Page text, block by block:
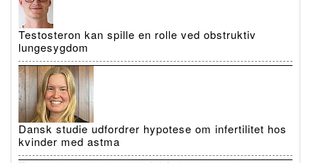
Testosteron kan spille en rolle ved obstruktiv
lungesygdom
Dansk studie udfordrer hypotese om infertilitet hos
kvinder med astma